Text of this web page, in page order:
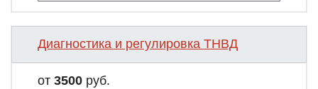
Диагностика и регулировка ТНВД
от 3500 руб.